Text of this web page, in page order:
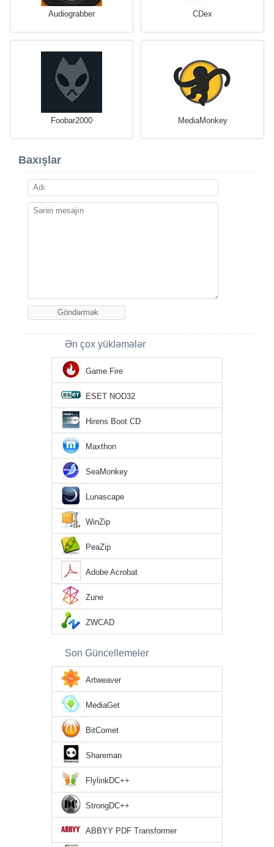
Audiograbber CDex
Foobar2000 MediaMonkey
Baxışlar
Ən çox yükləmələr
Game Fire
ESET NOD32
Hirens Boot CD
Maxthon
SeaMonkey
Lunascape
WinZip
PeaZip
Adobe Acrobat
Zune
ZWCAD
Son Güncellemeler
Artweaver
MediaGet
BitComet
Shareman
FlylinkDC++
StrongDC++
ABBYY PDF Transformer